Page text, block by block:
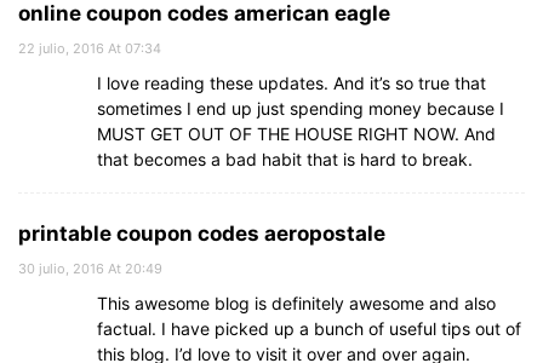
online coupon codes american eagle
22 julio, 2016 At 07:34
I love reading these updates. And it’s so true that
sometimes I end up just spending money because I
MUST GET OUT OF THE HOUSE RIGHT NOW. And
that becomes a bad habit that is hard to break.
printable coupon codes aeropostale
30 julio, 2016 At 20:49
This awesome blog is definitely awesome and also
factual. I have picked up a bunch of useful tips out of
this blog. I’d love to visit it over and over again.